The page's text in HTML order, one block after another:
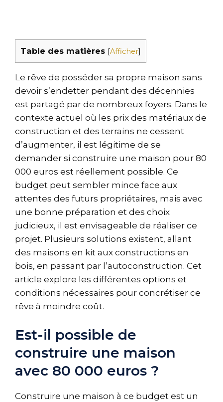
Table des matières [Afficher]
Le rêve de posséder sa propre maison sans
devoir s’endetter pendant des décennies
est partagé par de nombreux foyers. Dans le
contexte actuel où les prix des matériaux de
construction et des terrains ne cessent
d’augmenter, il est légitime de se
demander si construire une maison pour 80
000 euros est réellement possible. Ce
budget peut sembler mince face aux
attentes des futurs propriétaires, mais avec
une bonne préparation et des choix
judicieux, il est envisageable de réaliser ce
projet. Plusieurs solutions existent, allant
des maisons en kit aux constructions en
bois, en passant par l’autoconstruction. Cet
article explore les différentes options et
conditions nécessaires pour concrétiser ce
rêve à moindre coût.
Est-il possible de
construire une maison
avec 80 000 euros ?
Construire une maison à ce budget est un